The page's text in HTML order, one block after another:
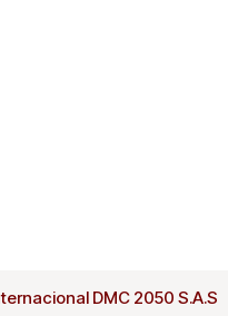
DMC 2050 S.A.S